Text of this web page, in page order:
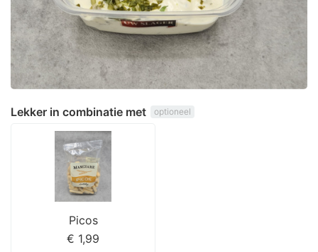
Lekker in combinatie met optioneel
Picos
€ 1,99